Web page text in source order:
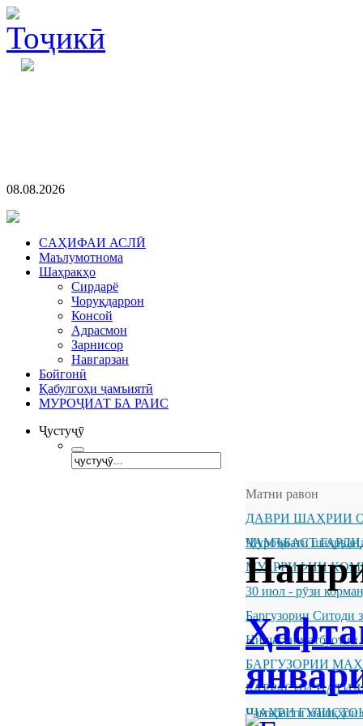
08.08.2026
CАҲИФАИ АСЛӢ
Маълумотнома
Шаҳракҳо
Сирдарё
Чоруқдаррон
Консой
Адрасмон
Зарнисор
Навгарзан
Бойгонӣ
Қабулгоҳи ҷамъиятӣ
МУРОҶИАТ БА РАИС
Ҷустуҷӯ
Матни равон
ДАВРИ ШАҲРИИ
ҶАМЪБАСТ
Муроҷиати
МУАРРИФИИ
30 июл - рӯзи
Баргузории Ситоди
Нишасти матбуотии
БАРГУЗОРИИ
БАРРАСИИ
ШАҲРИ
Ҷамъбасти машқҳои